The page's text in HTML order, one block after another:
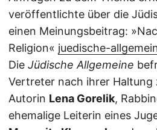
veröffentlichte über die
einen Meinungsbeitrag:
Religion« juedische-
Die Jüdische Allgemeine
Vertreter nach ihrer Haltung
Autorin Lena Gorelik,
ehemalige Leiterin eines